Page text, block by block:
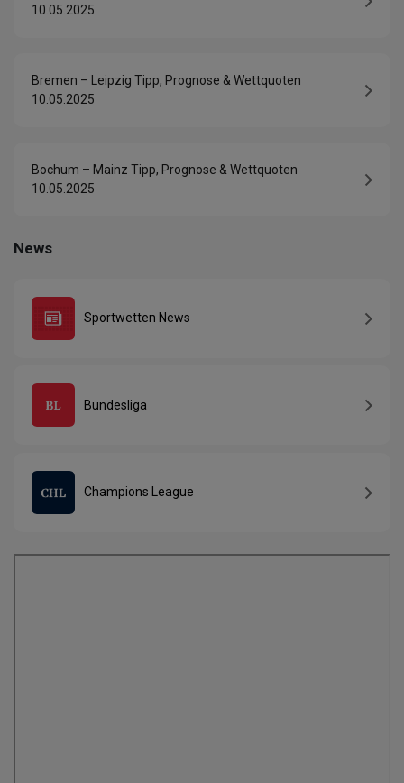
10.05.2025
Bremen – Leipzig Tipp, Prognose & Wettquoten
10.05.2025
Bochum – Mainz Tipp, Prognose & Wettquoten
10.05.2025
News
Sportwetten News
Bundesliga
Champions League